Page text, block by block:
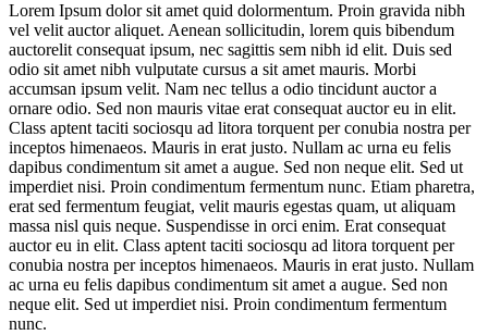
Lorem Ipsum dolor sit amet quid dolormentum. Proin gravida nibh
vel velit auctor aliquet. Aenean sollicitudin, lorem quis bibendum
auctorelit consequat ipsum, nec sagittis sem nibh id elit. Duis sed
odio sit amet nibh vulputate cursus a sit amet mauris. Morbi
accumsan ipsum velit. Nam nec tellus a odio tincidunt auctor a
ornare odio. Sed non mauris vitae erat consequat auctor eu in elit.
Class aptent taciti sociosqu ad litora torquent per conubia nostra per
inceptos himenaeos. Mauris in erat justo. Nullam ac urna eu felis
dapibus condimentum sit amet a augue. Sed non neque elit. Sed ut
imperdiet nisi. Proin condimentum fermentum nunc. Etiam pharetra,
erat sed fermentum feugiat, velit mauris egestas quam, ut aliquam
massa nisl quis neque. Suspendisse in orci enim. Erat consequat
auctor eu in elit. Class aptent taciti sociosqu ad litora torquent per
conubia nostra per inceptos himenaeos. Mauris in erat justo. Nullam
ac urna eu felis dapibus condimentum sit amet a augue. Sed non
neque elit. Sed ut imperdiet nisi. Proin condimentum fermentum
nunc.